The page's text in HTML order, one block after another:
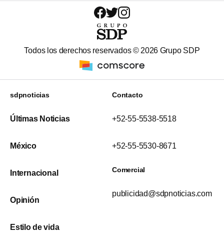
Todos los derechos reservados © 2026 Grupo SDP
sdpnoticias
Últimas Noticias
México
Internacional
Opinión
Estilo de vida
Contacto
+52-55-5538-5518
+52-55-5530-8671
Comercial
publicidad@sdpnoticias.com